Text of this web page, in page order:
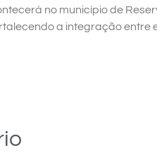
no município de
a integração entre